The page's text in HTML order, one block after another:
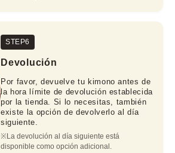
STEP6
Devolución
Por favor, devuelve tu kimono antes de
la hora límite de devolución establecida
por la tienda. Si lo necesitas, también
existe la opción de devolverlo al día
siguiente.
※La devolución al día siguiente está
disponible como opción adicional.